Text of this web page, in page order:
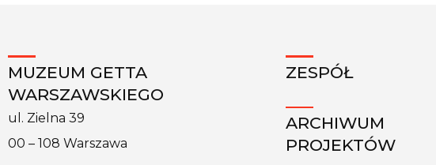
MUZEUM GETTA
WARSZAWSKIEGO
ul. Zielna 39
00 – 108 Warszawa
ZESPÓŁ
ARCHIWUM
PROJEKTÓW